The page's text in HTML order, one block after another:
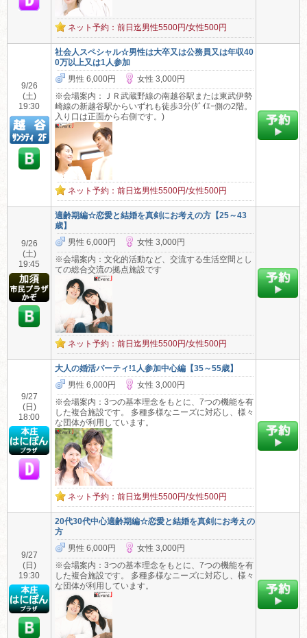
ネット予約：前日迄男性5500円/女性500円
9/26
(土)
19:30
社会人スペシャル☆男性は大卒又は公務員又は年収40
0万以上又は1人参加
男性 6,000円
女性 3,000円
※会場案内：ＪＲ武蔵野線の南越谷駅または東武伊勢
崎線の新越谷駅からいずれも徒歩3分(ﾀﾞｲｴｰ側の2階。
入り口は正面から右側です。)
ネット予約：前日迄男性5500円/女性500円
9/26
(土)
19:45
適齢期編☆恋愛と結婚を真剣にお考えの方【25～43
歳】
男性 6,000円
女性 3,000円
※会場案内：文化的活動など、交流する生活空間とし
ての総合交流の拠点施設です
ネット予約：前日迄男性5500円/女性500円
9/27
(日)
18:00
大人の婚活パーティ!1人参加中心編【35～55歳】
男性 6,000円
女性 3,000円
※会場案内：3つの基本理念をもとに、7つの機能を有
した複合施設です。 多種多様なニーズに対応し、様々
な団体が利用しています。
ネット予約：前日迄男性5500円/女性500円
9/27
(日)
19:30
20代30代中心適齢期編☆恋愛と結婚を真剣にお考えの
方
男性 6,000円
女性 3,000円
※会場案内：3つの基本理念をもとに、7つの機能を有
した複合施設です。 多種多様なニーズに対応し、様々
な団体が利用しています。